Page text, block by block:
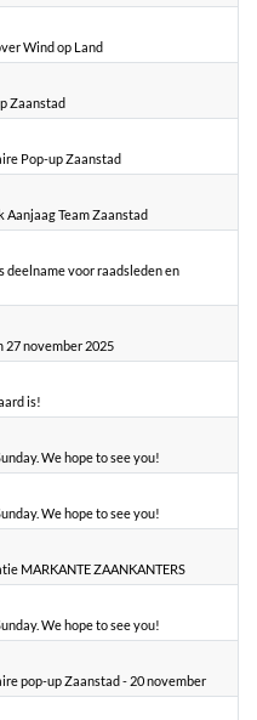
Wind op Land
Zaanstad
Pop-up Zaanstad
Team Zaanstad
deelname voor raadsleden en
november 2025
is!
We hope to see you!
We hope to see you!
MARKANTE ZAANKANTERS
We hope to see you!
pop-up Zaanstad - 20 november